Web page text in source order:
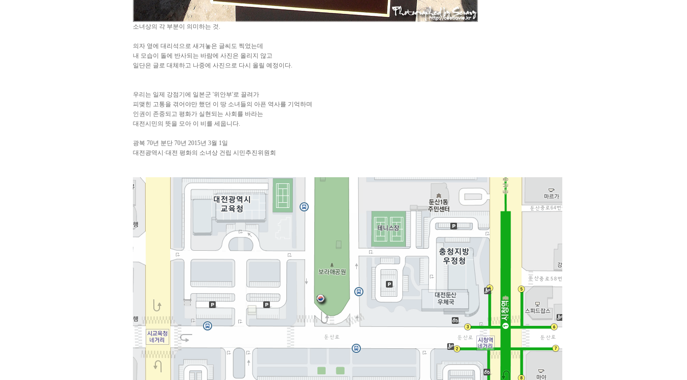
소녀상의 각 부분이 의미하는 것.
의자 옆에 대리석으로 새겨놓은 글씨도 찍었는데
내 모습이 돌에 반사되는 바람에 사진은 올리지 않고
일단은 글로 대체하고 나중에 사진으로 다시 올릴 예정이다.
우리는 일제 강점기에 일본군 '위안부'로 끌려가
피맺힌 고통을 겪어야만 했던 이 땅 소녀들의 아픈 역사를 기억하며
인권이 존중되고 평화가 실현되는 사회를 바라는
대전시민의 뜻을 모아 이 비를 세웁니다.
광복 70년 분단 70년 2015년 3월 1일
대전광역시·대전 평화의 소녀상 건립 시민추진위원회